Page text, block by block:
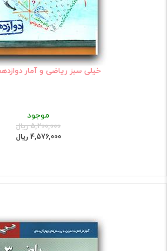
خیلی سبز ریاضی و آمار
موجود
5,200,000 ریال
4,576,000 ریال